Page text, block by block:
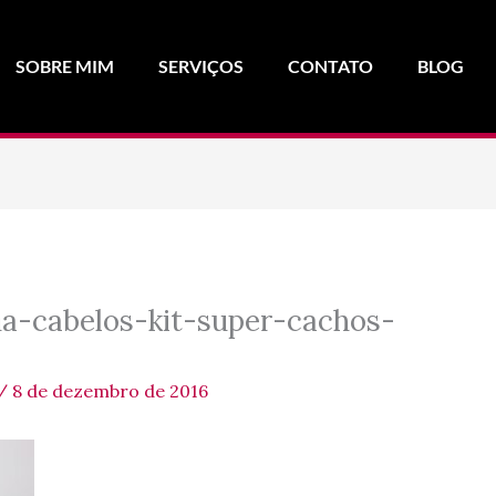
SOBRE MIM SERVIÇOS CONTATO BLOG
cabelos-kit-super-cachos-
/ 8 de dezembro de 2016